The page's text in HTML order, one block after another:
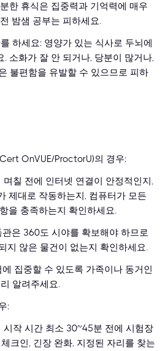
한 휴식은 집중력과 기억력에 매우
밤샘 공부는 피하세요.
하세요: 영양가 있는 식사로 두뇌에
. 소화가 잘 안 되거나, 당분이 많거나,
불편함을 유발할 수 있으므로 피하
OnVUE/ProctorU)의 경우:
며칠 전에 인터넷 연결이 안정적인지,
제대로 작동하는지, 컴퓨터가 모든
을 충족하는지 확인하세요.
은 360도 시야를 확보해야 하므로
지 않은 물건이 없는지 확인하세요.
집중할 수 있도록 가족이나 동거인
알려주세요.
:
시작 시간 최소 30~45분 전에 시험장
크인, 긴장 완화, 지정된 자리를 찾는